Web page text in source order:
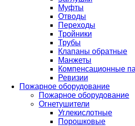
Муфты
Отводы
Переходы
Тройники
Трубы
Клапаны обратные
Манжеты
Компенсационные
Ревизии
Пожарное оборудование
Пожарное оборудование
Огнетушители
Углекислотные
Порошковые